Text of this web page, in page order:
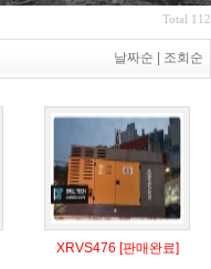
Total 112
날짜순 조회순
XRVS476 [판매완료]